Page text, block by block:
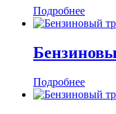
Подробнее
Подробнее